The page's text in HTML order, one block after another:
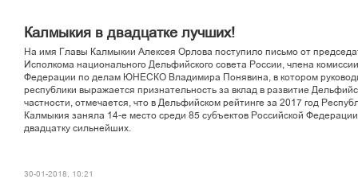
Êàëìûêèÿ â äâàäöàòêå ëó÷øèõ!
Íà èìÿ Ãëàâû Êàëìûêèè Àëåêñåÿ Îðëîâà ïîñòóïèëî ïèñüìî îò
Èñïîëêîìà íàöèîíàëüíîãî Äåëüôèéñêîãî ñîâåòà Ðîññèè, ÷ëåíà
Ôåäåðàöèè ïî äåëàì ÞÍÅÑÊÎ Âëàäèìèðà Ïîíÿâèíà, â êîòîðîì
ðåñïóáëèêè âûðàæàåòñÿ ïðèçíàòåëüíîñòü çà âêëàä â ðàçâèòèå
÷àñòíîñòè, îòìå÷àåòñÿ, ÷òî â Äåëüôèéñêîì ðåéòèíãå çà 2017 ãîä
Êàëìûêèÿ çàíÿëà 14-å ìåñòî ñðåäè 85 ñóáúåêòîâ Ðîññèéñêîé
äâàäöàòêó ñèëüíåéøèõ.
30-01-2018, 10:21